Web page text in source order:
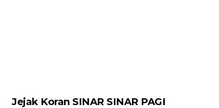
Jejak Koran SINAR SINAR PAGI